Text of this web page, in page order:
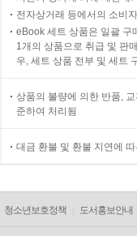
전자상거래 등에서의 소비
eBook 세트 상품은 일괄 구
1개의 상품으로 취급 및 판
우, 세트 상품 전부 및 세트
상품의 불량에 의한 반품,
준하여 처리됨
대금 환불 및 환불 지연에
청소년보호정책 도서홍보안내